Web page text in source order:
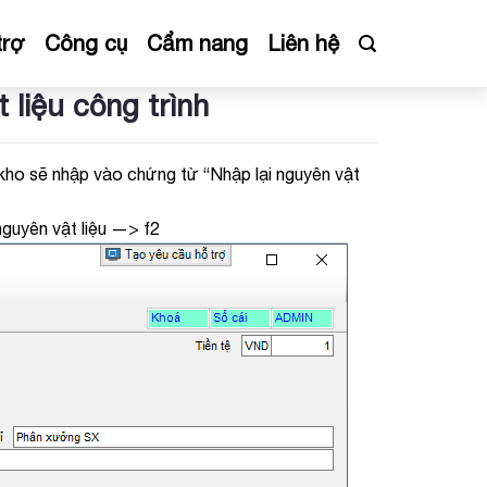
Công cụ Cẩm nang Liên hệ
liệu công trình
sẽ nhập vào chứng từ “Nhập lại nguyên vật
vật liệu —> f2